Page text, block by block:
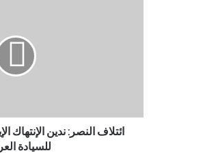
ائتلاف النصر: ندين الإنتهاك
للسيادة